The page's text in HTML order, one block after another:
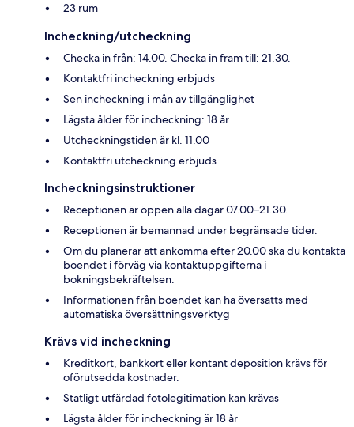
23 rum
Incheckning/utcheckning
Checka in från: 14.00. Checka in fram till: 21.30.
Kontaktfri incheckning erbjuds
Sen incheckning i mån av tillgänglighet
Lägsta ålder för incheckning: 18 år
Utcheckningstiden är kl. 11.00
Kontaktfri utcheckning erbjuds
Incheckningsinstruktioner
Receptionen är öppen alla dagar 07.00–21.30.
Receptionen är bemannad under begränsade tider.
Om du planerar att ankomma efter 20.00 ska du kontakta
boendet i förväg via kontaktuppgifterna i
bokningsbekräftelsen.
Informationen från boendet kan ha översatts med
automatiska översättningsverktyg
Krävs vid incheckning
Kreditkort, bankkort eller kontant deposition krävs för
oförutsedda kostnader.
Statligt utfärdad fotolegitimation kan krävas
Lägsta ålder för incheckning är 18 år